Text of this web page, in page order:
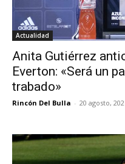
Actualidad
Anita Gutiérrez
Everton: «Será un
trabado»
Rincón Del Bulla - 20 agosto,